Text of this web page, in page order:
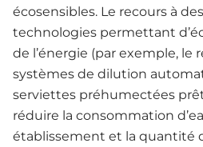
écosensibles. Le recours à
technologies permettant
de l’énergie (par exemple, le
systèmes de dilution
serviettes préhumectées
réduire la consommation
établissement et la quantité